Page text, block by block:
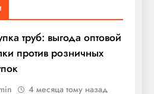
труб: выгода оптовой
против розничных
4 месяца тому назад